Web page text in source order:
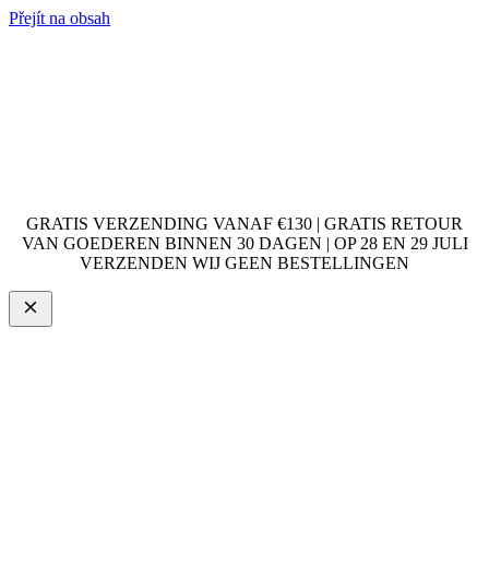
Přejít na obsah
GRATIS VERZENDING VANAF €130 | GRATIS RETOUR
VAN GOEDEREN BINNEN 30 DAGEN | OP 28 EN 29 JULI
VERZENDEN WIJ GEEN BESTELLINGEN